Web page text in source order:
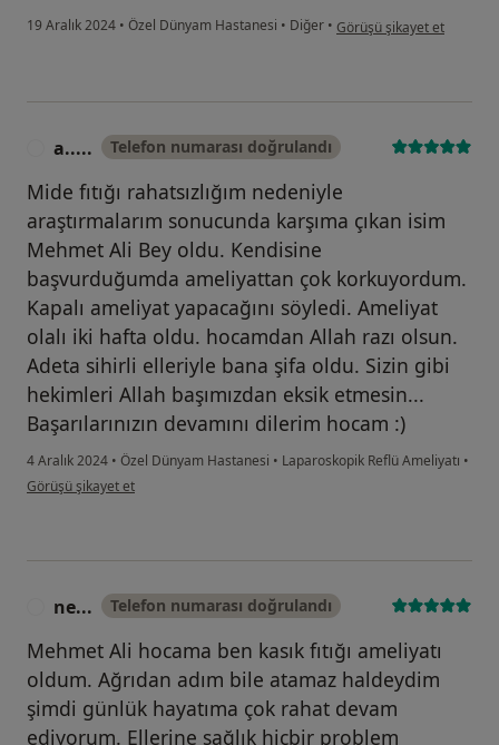
19 Aralık 2024 • Özel Dünyam Hastanesi • Diğer • kullanıcının görüşüne
Görüşü şikayet et
a..... Telefon numarası doğrulandı
Mide fıtığı rahatsızlığım nedeniyle
araştırmalarım sonucunda karşıma çıkan isim
Mehmet Ali Bey oldu. Kendisine
başvurduğumda ameliyattan çok korkuyordum.
Kapalı ameliyat yapacağını söyledi. Ameliyat
olalı iki hafta oldu. hocamdan Allah razı olsun.
Adeta sihirli elleriyle bana şifa oldu. Sizin gibi
hekimleri Allah başımızdan eksik etmesin...
Başarılarınızın devamını dilerim hocam :)
4 Aralık 2024 • Özel Dünyam Hastanesi • Laparoskopik Reflü Ameliyatı •
kullanıcının görüşüne göre a.....
Görüşü şikayet et
ne... Telefon numarası doğrulandı
Mehmet Ali hocama ben kasık fıtığı ameliyatı
oldum. Ağrıdan adım bile atamaz haldeydim
şimdi günlük hayatıma çok rahat devam
ediyorum. Ellerine sağlık hiçbir problem